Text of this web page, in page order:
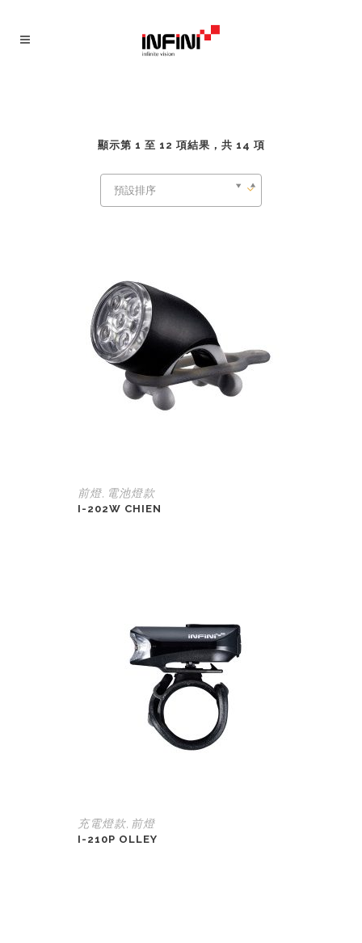
顯示第 1 至 12 項結果，共 14 項
預設排序
前燈, 電池燈款
I-202W CHIEN
充電燈款, 前燈
I-210P OLLEY